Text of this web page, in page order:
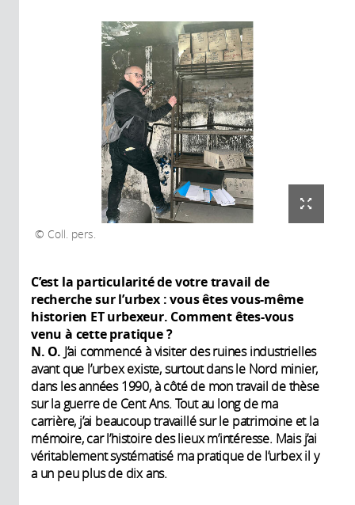
Coll. pers.
C’est la particularité de votre travail de
recherche sur l’urbex : vous êtes vous-même
historien ET urbexeur. Comment êtes-vous
venu à cette pratique ?
N. O. J’ai commencé à visiter des ruines industrielles
avant que l’urbex existe, surtout dans le Nord minier,
dans les années 1990, à côté de mon travail de thèse
sur la guerre de Cent Ans. Tout au long de ma
carrière, j’ai beaucoup travaillé sur le patrimoine et la
mémoire, car l’histoire des lieux m’intéresse. Mais j’ai
véritablement systématisé ma pratique de l’urbex il y
a un peu plus de dix ans.